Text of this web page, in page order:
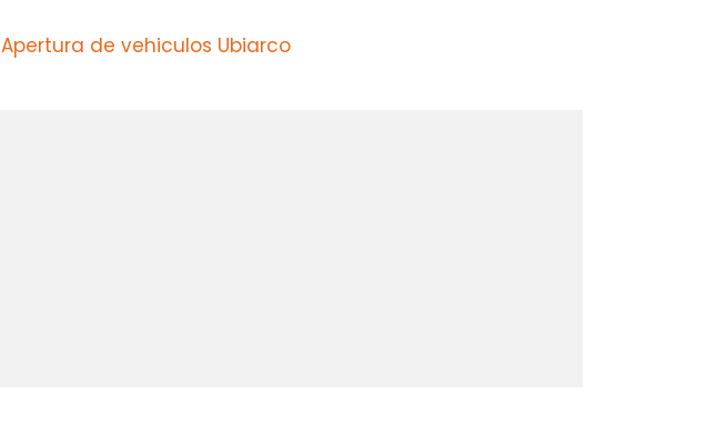
Apertura de vehiculos Ubiarco